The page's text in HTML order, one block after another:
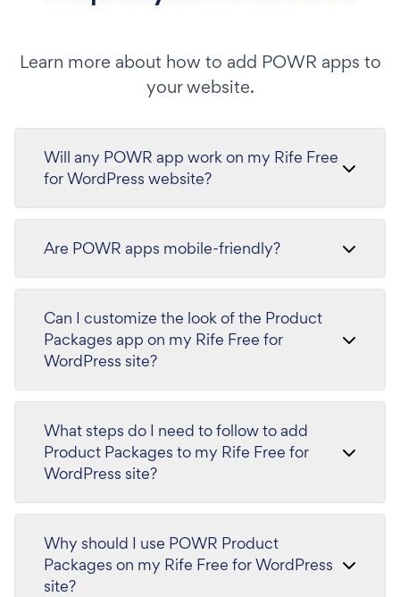
Learn more about how to add POWR apps to
your website.
Will any POWR app work on my Rife Free
for WordPress website?
Are POWR apps mobile-friendly?
Can I customize the look of the Product
Packages app on my Rife Free for
WordPress site?
What steps do I need to follow to add
Product Packages to my Rife Free for
WordPress site?
Why should I use POWR Product
Packages on my Rife Free for WordPress
site?